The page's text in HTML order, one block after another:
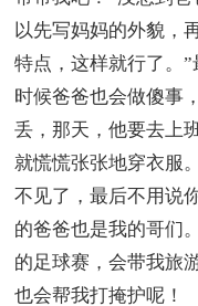
以先写妈妈的外貌，
特点，这样就行了。
时候爸爸也会做傻事
丢，那天，他要去上
就慌慌张张地穿衣服
不见了，最后不用说
的爸爸也是我的哥们
的足球赛，会带我旅
也会帮我打掩护呢！